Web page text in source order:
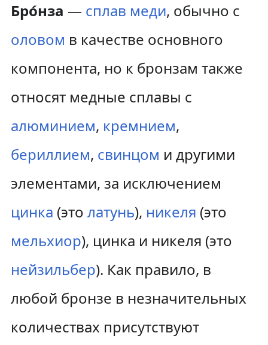
Бро́нза — сплав меди, обычно с
оловом в качестве основного
компонента, но к бронзам также
относят медные сплавы с
алюминием, кремнием,
бериллием, свинцом и другими
элементами, за исключением
цинка (это латунь), никеля (это
мельхиор), цинка и никеля (это
нейзильбер). Как правило, в
любой бронзе в незначительных
количествах присутствуют